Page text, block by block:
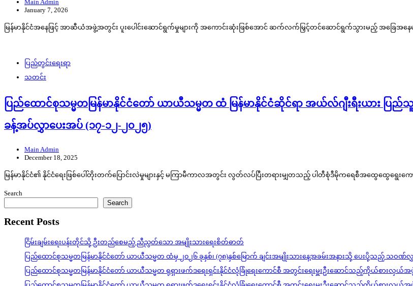
Main Admin
January 7, 2026
မြန်မာနိုင်ငံအနေဖြင့် အာဆီယံအဖွဲ့အတွင်း ပူးပေါင်းဆောင်ရွက်မှုများကို အကောင်းဆုံးဖြစ်အောင် ဆက်လက်မြှင့်တင်ဆောင်ရွက်သွားမည့် အခြေအနေ
ပြည်တွင်းရေးရာ
သတင်း
ပြည်ထောင်စုသမ္မတမြန်မာနိုင်ငံတော် ယာယီသမ္မတ ထံ မြန်မာနိုင်ငံဆိုင်ရာ အယ်လ်ဂျီးရီးယာ
ခန့်အပ်လွှာပေးအပ် (၁၇-၁၂-၂၀၂၅)
Main Admin
December 18, 2025
မြန်မာနိုင်ငံ၏ နိုင်ငံရေးဖြစ်ပေါ်တိုးတက်ပြောင်းလဲမှုများနှင့် မကြာမီကာလအတွင်း လွတ်လပ်ပြီးတရားမျှတသည့် ပါတီစုံဒီမိုကရေစီအထွေထွေရွေးက
Search
Search
Recent Posts
ငြိမ်းချမ်းရေးပန်းတိုင်သို့ ဦးတည်စေမည့် ညီညွတ်သော အမျိုးသားရေးစိတ်ဓာတ်
ပြည်ထောင်စုသမ္မတမြန်မာနိုင်ငံတော် ယာယီသမ္မတ ထံမှ ၂၀၂၆ ခုနှစ်၊ (၇၈)နှစ်မြောက် ချင်းအမျိုးသားနေ့အခမ်းအနားသို့ ပေးပို့သည့် သဝဏ်လွှ
ပြည်ထောင်စုသမ္မတမြန်မာနိုင်ငံတော် ယာယီသမ္မတ ရုရှားဖက်ဒရေးရှင်းနိုင်ငံလုံခြုံရေးကောင်စီ အတွင်းရေးမှူးဦးဆောင်သည့်ကိုယ်စားလှ